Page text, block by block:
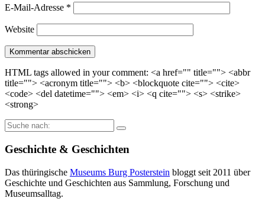
E-Mail-Adresse *
Website
HTML tags allowed in your comment: <a href="" title=""> <abbr
title=""> <acronym title=""> <b> <blockquote cite=""> <cite>
<code> <del datetime=""> <em> <i> <q cite=""> <s> <strike>
<strong>
Suche
nach:
Geschichte & Geschichten
Das thüringische Museums Burg Posterstein bloggt seit 2011 über
Geschichte und Geschichten aus Sammlung, Forschung und
Museumsalltag.